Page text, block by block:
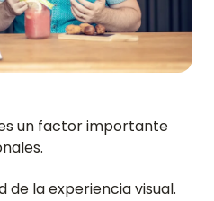
un factor importante
de la experiencia visual.